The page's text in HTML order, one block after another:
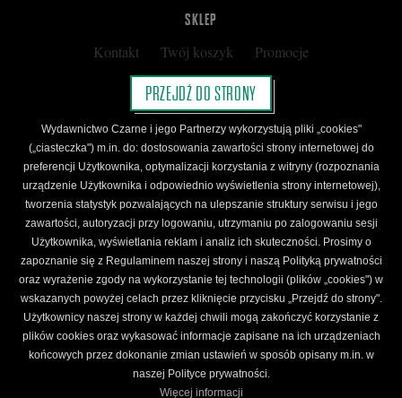
SKLEP
Kontakt Twój koszyk
Promocje
Kup kartę podarunkową
Nota prawna
Regulamin
Polityka prywatności
Regulamin Klubu Czarnego
Regulamin Karty Podarunkowej
ŚLEDŹ CZARNE
Facebook YouTube Instagram Newsletter
Wydawnictwo Czarne. Wszelkie prawa zastrzeżone. Projekt:Fajne Chłopaki,logo
wydawnictwa: Kamil Targosz.
Powered by
PRZEJDŹ DO STRONY
Wydawnictwo Czarne i jego Partnerzy wykorzystują pliki „cookies"
(„ciasteczka") m.in. do: dostosowania zawartości strony internetowej do
preferencji Użytkownika, optymalizacji korzystania z witryny (rozpoznania
urządzenie Użytkownika i odpowiednio wyświetlenia strony internetowej),
tworzenia statystyk pozwalających na ulepszanie struktury serwisu i jego
zawartości, autoryzacji przy logowaniu, utrzymaniu po zalogowaniu sesji
Użytkownika, wyświetlania reklam i analiz ich skuteczności. Prosimy o
zapoznanie się z Regulaminem naszej strony i naszą Polityką prywatności
oraz wyrażenie zgody na wykorzystanie tej technologii (plików „cookies") w
wskazanych powyżej celach przez kliknięcie przycisku „Przejdź do strony".
Użytkownicy naszej strony w każdej chwili mogą zakończyć korzystanie z
plików cookies oraz wykasować informacje zapisane na ich urządzeniach
końcowych przez dokonanie zmian ustawień w sposób opisany m.in. w
naszej Polityce prywatności.
Więcej informacji